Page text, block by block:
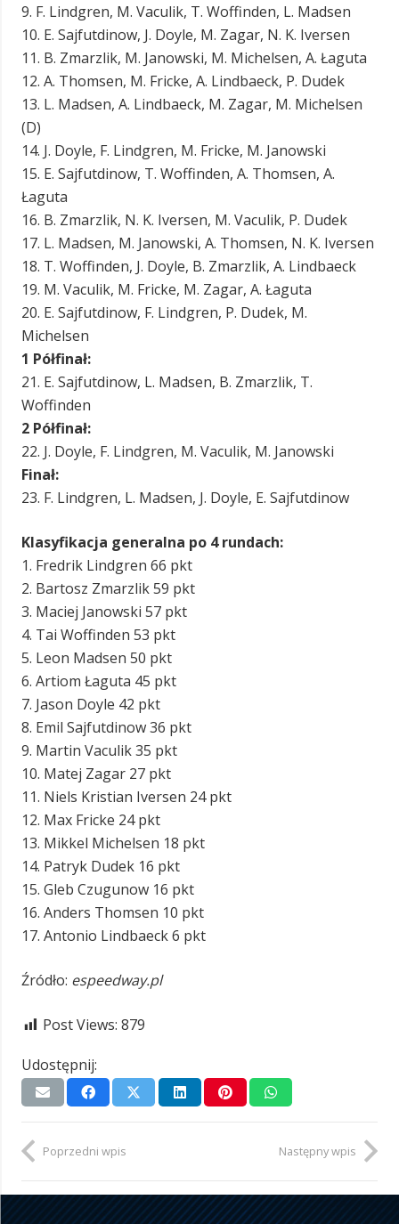
9. F. Lindgren, M. Vaculik, T. Woffinden, L. Madsen
10. E. Sajfutdinow, J. Doyle, M. Zagar, N. K. Iversen
11. B. Zmarzlik, M. Janowski, M. Michelsen, A. Łaguta
12. A. Thomsen, M. Fricke, A. Lindbaeck, P. Dudek
13. L. Madsen, A. Lindbaeck, M. Zagar, M. Michelsen
(D)
14. J. Doyle, F. Lindgren, M. Fricke, M. Janowski
15. E. Sajfutdinow, T. Woffinden, A. Thomsen, A.
Łaguta
16. B. Zmarzlik, N. K. Iversen, M. Vaculik, P. Dudek
17. L. Madsen, M. Janowski, A. Thomsen, N. K. Iversen
18. T. Woffinden, J. Doyle, B. Zmarzlik, A. Lindbaeck
19. M. Vaculik, M. Fricke, M. Zagar, A. Łaguta
20. E. Sajfutdinow, F. Lindgren, P. Dudek, M.
Michelsen
1 Półfinał:
21. E. Sajfutdinow, L. Madsen, B. Zmarzlik, T.
Woffinden
2 Półfinał:
22. J. Doyle, F. Lindgren, M. Vaculik, M. Janowski
Finał:
23. F. Lindgren, L. Madsen, J. Doyle, E. Sajfutdinow
Klasyfikacja generalna po 4 rundach:
1. Fredrik Lindgren 66 pkt
2. Bartosz Zmarzlik 59 pkt
3. Maciej Janowski 57 pkt
4. Tai Woffinden 53 pkt
5. Leon Madsen 50 pkt
6. Artiom Łaguta 45 pkt
7. Jason Doyle 42 pkt
8. Emil Sajfutdinow 36 pkt
9. Martin Vaculik 35 pkt
10. Matej Zagar 27 pkt
11. Niels Kristian Iversen 24 pkt
12. Max Fricke 24 pkt
13. Mikkel Michelsen 18 pkt
14. Patryk Dudek 16 pkt
15. Gleb Czugunow 16 pkt
16. Anders Thomsen 10 pkt
17. Antonio Lindbaeck 6 pkt
Źródło: espeedway.pl
Post Views: 879
Udostępnij:
Poprzedni wpis Następny wpis